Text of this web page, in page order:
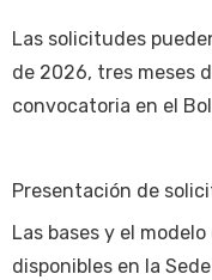
Las solicitudes
de 2026, tres meses
convocatoria en el
Presentación de
Las bases y el
disponibles en la